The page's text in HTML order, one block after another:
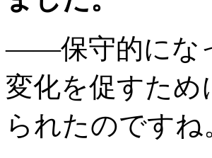
――保守的にな
変化を促すた
られたのですね